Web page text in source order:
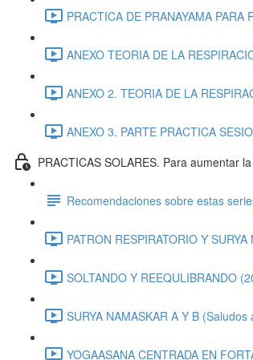
PRACTICA DE PRANAYAMA
ANEXO TEORIA DE LA
ANEXO 2. TEORIA DE LA
ANEXO 3. PARTE PRACTICA
PRACTICAS SOLARES. Para aumentar
Recomendaciones sobre estas
PATRON RESPIRATORIO Y
SOLTANDO Y REEQULIBRANDO
SURYA NAMASKAR A Y B
YOGAASANA CENTRADA EN